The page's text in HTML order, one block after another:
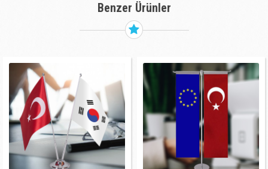
Benzer Ürünler